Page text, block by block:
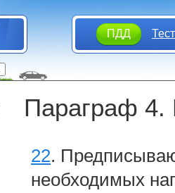
ПДД
Параграф 4.
22.
необходимых